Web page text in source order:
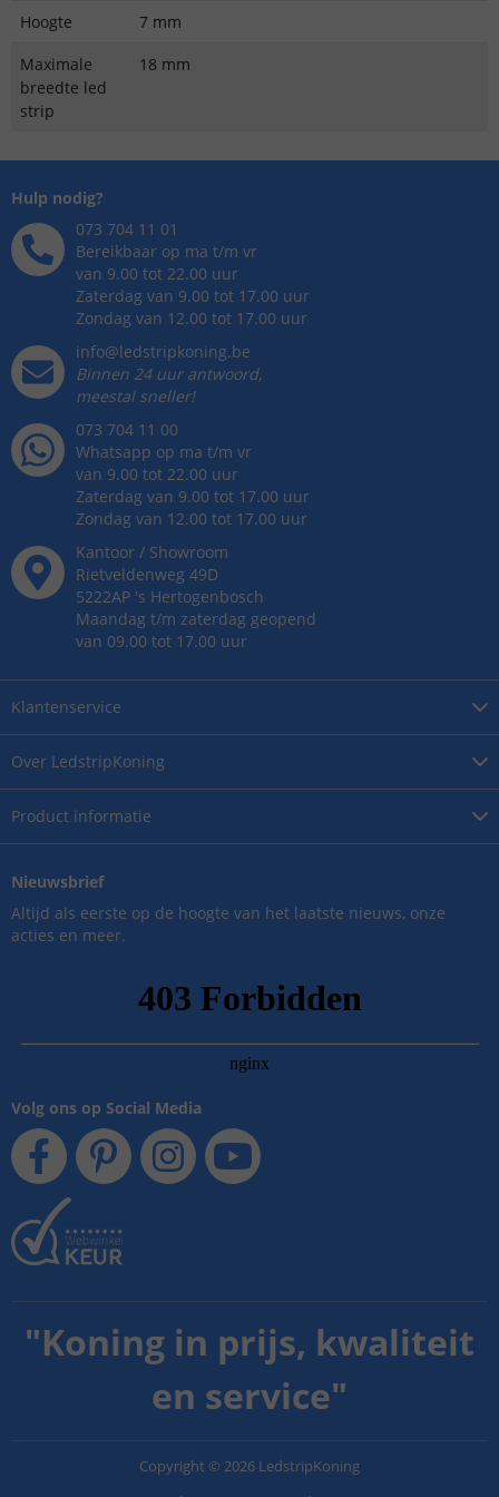
Hoogte
7 mm
Maximale
breedte led
strip
18 mm
Over LedstripKoning
Product informatie
Klantenservice
Hulp nodig?
073 704 11 01
Bereikbaar op ma t/m vr
van 9.00 tot 22.00 uur
Zaterdag van 9.00 tot 17.00 uur
Zondag van 12.00 tot 17.00 uur
info@ledstripkoning.be
Binnen 24 uur antwoord,
meestal sneller!
073 704 11 00
Whatsapp op ma t/m vr
van 9.00 tot 22.00 uur
Zaterdag van 9.00 tot 17.00 uur
Zondag van 12.00 tot 17.00 uur
Kantoor / Showroom
Rietveldenweg 49D
5222AP 's Hertogenbosch
Maandag t/m zaterdag geopend
van 09.00 tot 17.00 uur
Nieuwsbrief
Altijd als eerste op de hoogte van het laatste nieuws, onze
acties en meer.
Volg ons op Social Media
"Koning in prijs, kwaliteit
en service"
Copyright © 2026 LedstripKoning